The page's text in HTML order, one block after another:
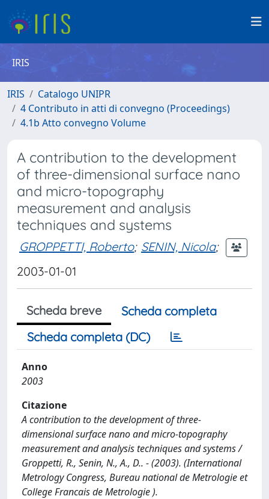
IRIS
IRIS
Catalogo UNIPR
4 Contributo in atti di convegno (Proceedings)
4.1b Atto convegno Volume
A contribution to the development
of three-dimensional surface nano
and micro-topography
measurement and analysis
techniques and systems
GROPPETTI, Roberto; SENIN, Nicola;
2003-01-01
Scheda breve
Scheda completa
Scheda completa (DC)
Anno
2003
Citazione
A contribution to the development of three-
dimensional surface nano and micro-topography
measurement and analysis techniques and systems /
Groppetti, R., Senin, N., A., D.. - (2003). (International
Metrology Congress, Bureau national de Metrologie et
College Francais de Metrologie ).